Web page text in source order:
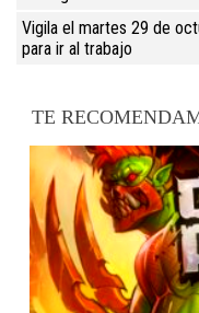
Vigila el martes 29 de
para ir al trabajo
TE